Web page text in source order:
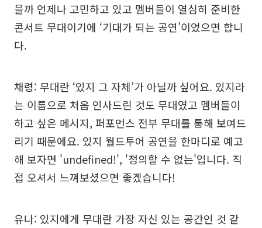
을까 언제나 고민하고 있고 멤버들이 열심히 준비한
콘서트 무대이기에 ‘기대가 되는 공연’이었으면 합니
다.
채령: 무대란 ‘있지 그 자체’가 아닐까 싶어요. 있지라
는 이름으로 처음 인사드린 것도 무대였고 멤버들이
하고 싶은 메시지, 퍼포먼스 전부 무대를 통해 보여드
리기 때문에요. 있지 월드투어 공연을 한마디로 예고
해 보자면 'undefined!', '정의할 수 없는'입니다. 직
접 오셔서 느껴보셨으면 좋겠습니다!
유나: 있지에게 무대란 가장 자신 있는 공간인 것 같